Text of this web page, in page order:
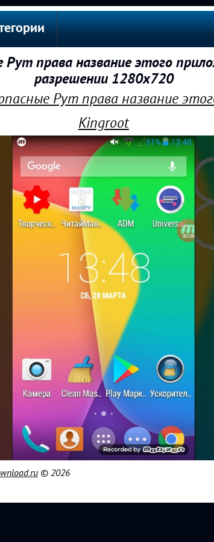
права название этого
разрешении 1280x720
Рут права название
Kingroot
© 2026